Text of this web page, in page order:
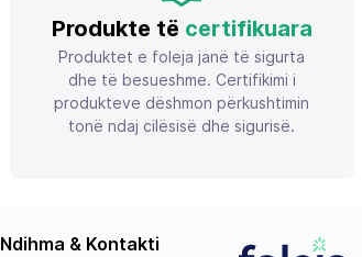
Produkte të certifikuara
Produktet e foleja janë të sigurta
dhe të besueshme. Certifikimi i
produkteve dëshmon përkushtimin
tonë ndaj cilësisë dhe sigurisë.
Ndihma & Kontakti